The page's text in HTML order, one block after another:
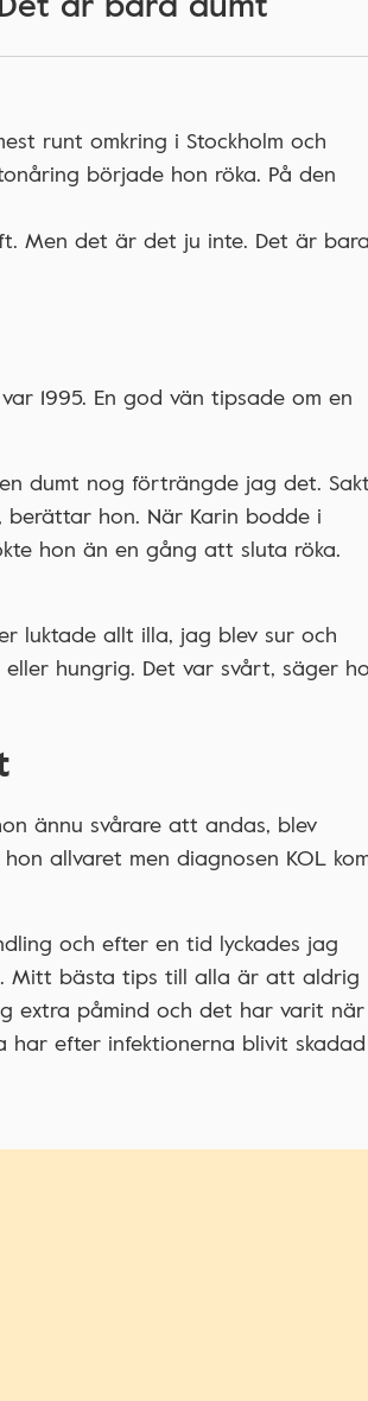
runt omkring i Stockholm och
började hon röka. På den
Men det är det ju inte. Det är bara
1995. En god vän tipsade om en
dumt nog förträngde jag det.
hon. När Karin bodde i
hon än en gång att sluta röka.
luktade allt illa, jag blev sur och
hungrig. Det var svårt, säger
ännu svårare att andas, blev
allvaret men diagnosen KOL
och efter en tid lyckades jag
Mitt bästa tips till alla är att aldrig
extra påmind och det har varit när
har efter infektionerna blivit skadad